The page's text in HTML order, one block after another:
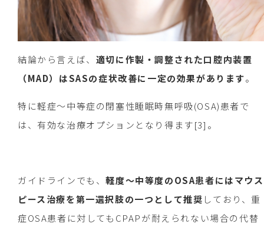
結論から言えば、 適切に作製・調整された口腔内装置
（MAD）はSASの症状改善に一定の効果があります。
特に軽症〜中等症の閉塞性睡眠時無呼吸(OSA)患者で
は、有効な治療オプションとなり得ます[3]。
ガイドラインでも、軽度〜中等度のOSA患者にはマウス
ピース治療を第一選択肢の一つとして推奨 しており、重
症OSA患者に対してもCPAPが耐えられない場合の代替